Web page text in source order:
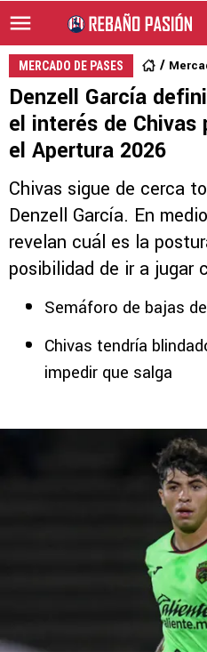
MERCADO DE PASES
Denzell García
el interés de
el Apertura 2026
Chivas sigue de cerca
Denzell García. En
revelan cuál es la
posibilidad de ir a jugar
Semáforo de bajas
Chivas tendría
impedir que salga